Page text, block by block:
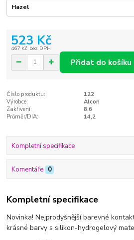
523 Kč
467 Kč bez DPH
Přidat do košíku
Číslo produktu:
122
Výrobce:
Alcon
Zakřivení:
8,6
Průměr/DIA:
14,2
Kompletní specifikace
Komentáře 0
Kompletní specifikace
Novinka! Nejprodyšnější barevné
krásné barvy s silikon-hydrogelový